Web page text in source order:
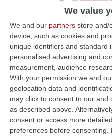
We value
We and our partners store and/
device, such as cookies and
unique identifiers and standard
personalised advertising and
measurement, audience
With your permission we and
geolocation data and
may click to consent to our and
as described above.
consent or access more
preferences before consenting.
Reggina-Lotito,
decisiva: nelle
svolta
L’operazione
finali, con ultimi